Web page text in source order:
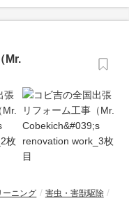
Mr.
ーニング
害虫・害獣駆除